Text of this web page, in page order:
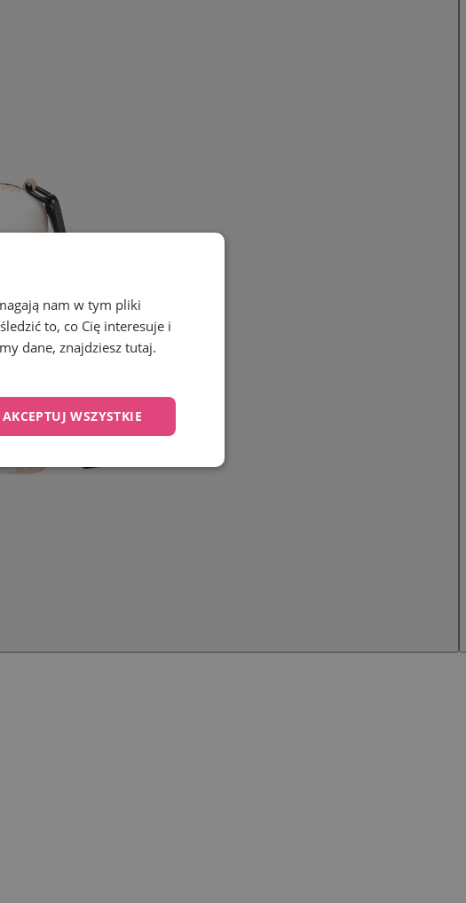
nam w tym pliki
to, co Cię interesuje i
dane, znajdziesz tutaj.
AKCEPTUJ WSZYSTKIE